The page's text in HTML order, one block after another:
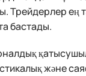
Трейдерлер ең
бастады.
және